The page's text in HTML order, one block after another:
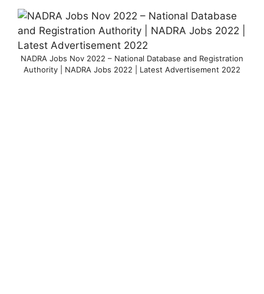
NADRA Jobs Nov 2022 – National Database and Registration
Authority | NADRA Jobs 2022 | Latest Advertisement 2022